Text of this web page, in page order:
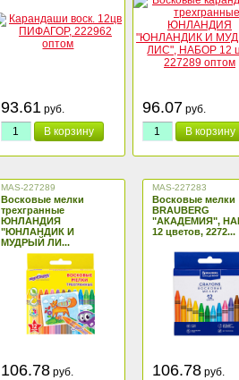
93.61 руб.
В корзину
96.07 руб.
В корзину
MAS-227289
Восковые мелки
трехгранные
ЮНЛАНДИЯ
"ЮНЛАНДИК И
МУДРЫЙ ЛИ...
106.78 руб.
MAS-227283
Восковые мелки
BRAUBERG
"АКАДЕМИЯ",
12 цветов, 2272...
106.78 руб.